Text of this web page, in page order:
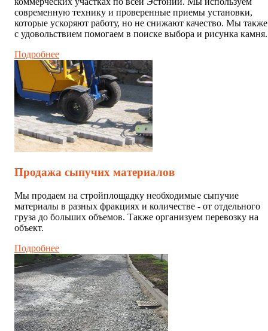
современную технику и проверенные приемы установки,
которые ускоряют работу, но не снижают качество. Мы также
с удовольствием помогаем в поиске выбора и рисунка камня.
Подробнее
Продажа сыпучих материалов
Мы продаем на стройплощадку необходимые сыпучие
материалы в разных фракциях и количестве - от отдельного
груза до больших объемов. Также организуем перевозку на
объект.
Подробнее